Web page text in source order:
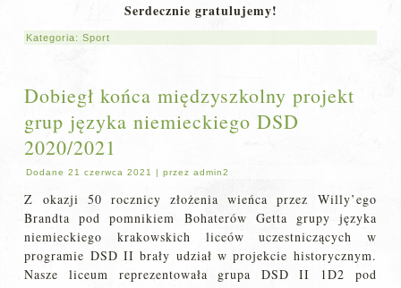
Serdecznie gratulujemy!
Kategoria:Sport
Dobiegł końca międzyszkolny projekt
grup języka niemieckiego DSD
2020/2021
Dodane 21 czerwca 2021 |przez admin2
Z okazji 50 rocznicy złożenia wieńca przez Willy’ego
Brandta pod pomnikiem Bohaterów Getta grupy języka
niemieckiego krakowskich liceów uczestniczących w
programie DSD II brały udział w projekcie historycznym.
Nasze liceum reprezentowała grupa DSD II 1D2 pod